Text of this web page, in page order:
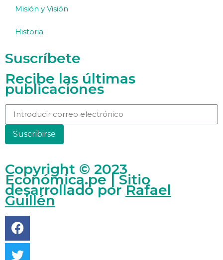
Misión y Visión
Historia
Suscríbete
Recibe las últimas
publicaciones
Suscribirse
Copyright © 2023
Económica.pe | Sitio
desarrollado porRafael
Guillén